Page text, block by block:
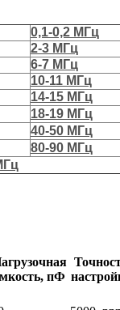
0,1-0,2 МГц
2-3 МГц
6-7 МГц
10-11 МГц
14-15 МГц
18-19 МГц
40-50 МГц
80-90 МГц
пФ